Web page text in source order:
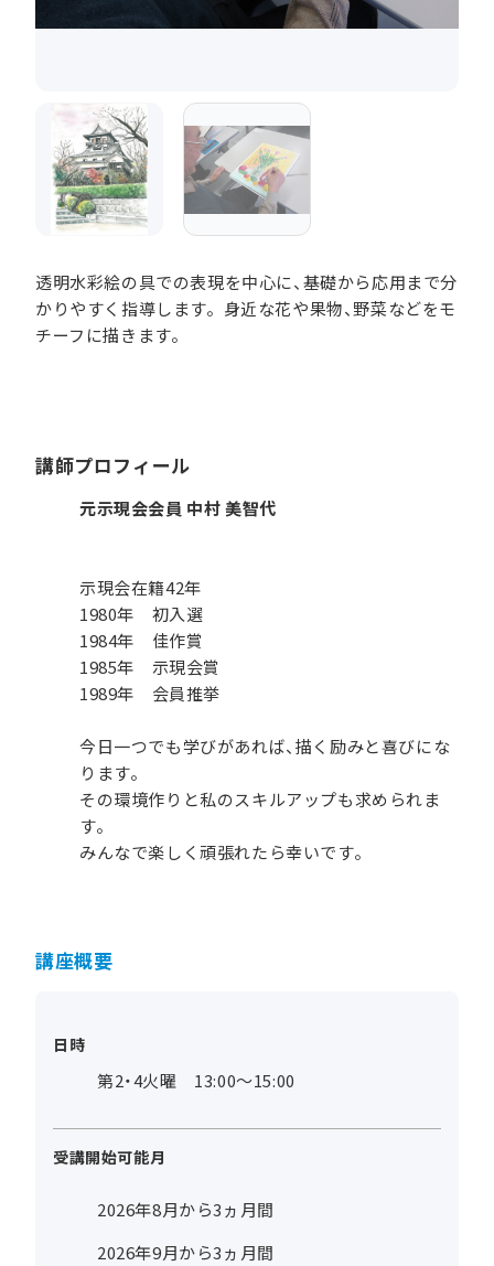
透明水彩絵の具での表現を中心に、基礎から応用まで分
かりやすく指導します。身近な花や果物、野菜などをモ
チーフに描きます。
講師プロフィール
元示現会会員 中村 美智代
示現会在籍42年
1980年 初入選
1984年 佳作賞
1985年 示現会賞
1989年 会員推挙
今日一つでも学びがあれば、描く励みと喜びにな
ります。
その環境作りと私のスキルアップも求められま
す。
みんなで楽しく頑張れたら幸いです。
講座概要
日時
第2・4火曜 13:00～15:00
受講開始可能月
2026年8月から3ヵ月間
2026年9月から3ヵ月間